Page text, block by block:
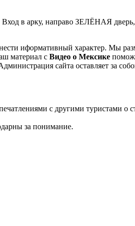
в арку, направо ЗЕЛЁНАЯ
иформативный характер. Мы
материал с Видео о Мексике
сайта оставляет за
с другими туристами о
за понимание.